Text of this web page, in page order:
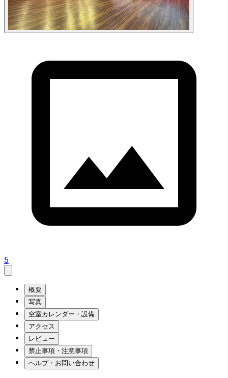
5
概要
写真
空室カレンダー・設備
アクセス
レビュー
禁止事項・注意事項
ヘルプ・お問い合わせ